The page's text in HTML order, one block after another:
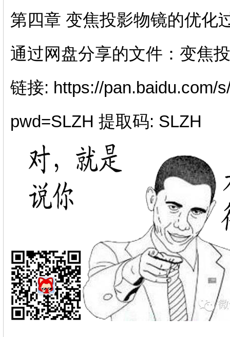
第四章 变焦投影物镜的优化
通过网盘分享的文件：变焦
链接: https://pan.baidu.com/
pwd=SLZH 提取码: SLZH